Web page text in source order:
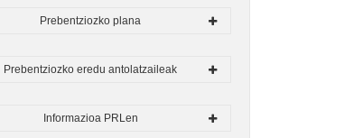
Prebentziozko plana
Prebentziozko eredu antolatzaileak
Informazioa PRLen